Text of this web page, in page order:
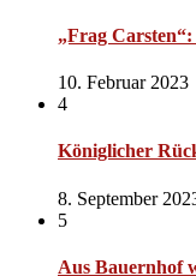
„Frag
10. Februar 2023
4
Königlicher
8. September
5
Aus Bauernhof